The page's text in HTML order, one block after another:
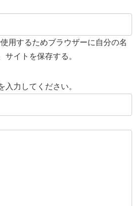
用するためブラウザーに自分の名
サイトを保存する。
入力してください。